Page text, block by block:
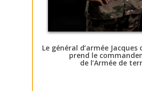
Le général d’armée
prend le
de l’Armée de